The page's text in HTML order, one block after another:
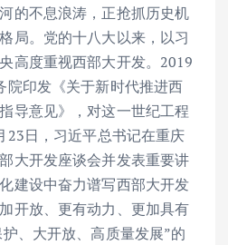
的不息浪涛，正抢抓历史机
局。党的十八大以来，以习
高度重视西部大开发。2019
院印发《关于新时代推进西
导意见》，对这一世纪工程
23日，习近平总书记在重庆
大开发座谈会并发表重要讲
建设中奋力谱写西部大开发
开放、更有动力、更加具有
、大开放、高质量发展”的